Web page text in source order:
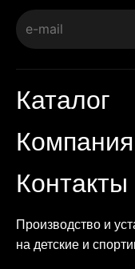
Производство и
на детские и
Каталог
Компания
Контакты